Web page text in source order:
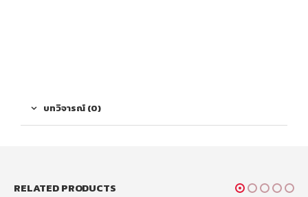
บทวิจารณ์ (0)
RELATED PRODUCTS